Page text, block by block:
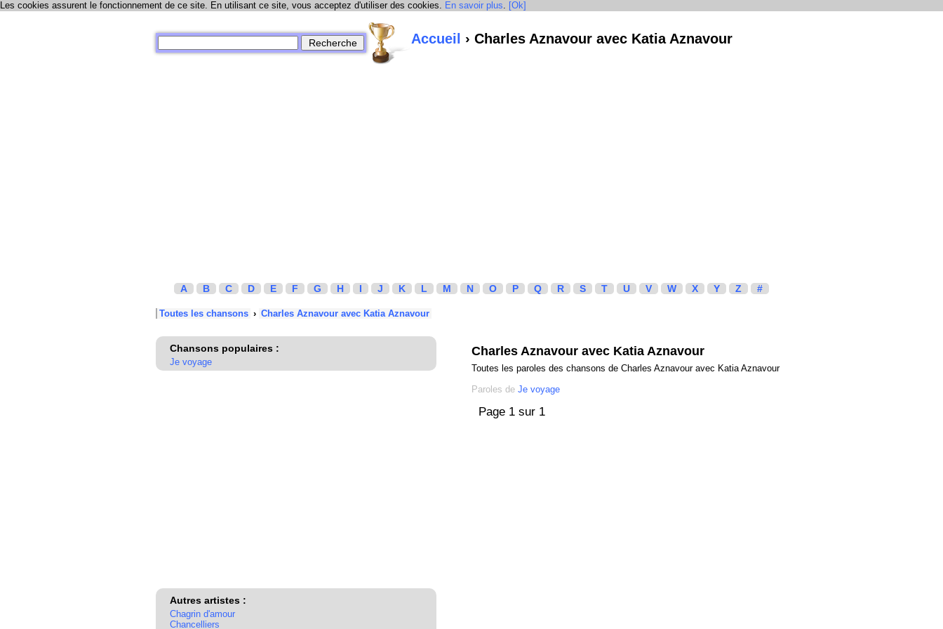
Les cookies assurent le fonctionnement de ce site. En utilisant ce site, vous acceptez d'utiliser des cookies. En savoir plus. [Ok]
Accueil › Charles Aznavour avec Katia Aznavour
A B C D E F G H I J K L M N O P Q R S T U V W X Y Z #
Toutes les chansons › Charles Aznavour avec Katia Aznavour
Chansons populaires :
Je voyage
Autres artistes :
Chagrin d'amour
Chancelliers
Charles Aznavour avec Katia Aznavour
Toutes les paroles des chansons de Charles Aznavour avec Katia Aznavour
Paroles de Je voyage
Page 1 sur 1